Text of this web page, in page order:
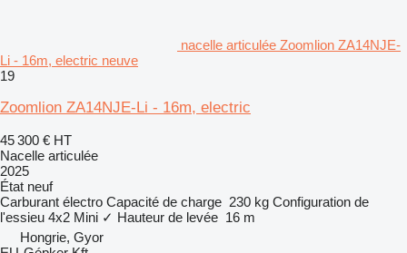
nacelle articulée Zoomlion ZA14NJE-
Li - 16m, electric neuve
19
Zoomlion ZA14NJE-Li - 16m, electric
45 300 € HT
Nacelle articulée
2025
État neuf
Carburant électro Capacité de charge 230 kg Configuration de
l'essieu 4x2 Mini ✓ Hauteur de levée 16 m
Hongrie, Gyor